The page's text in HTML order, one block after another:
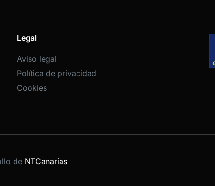
Legal
Aviso legal
Política de privacidad
Cookies
de NTCanarias